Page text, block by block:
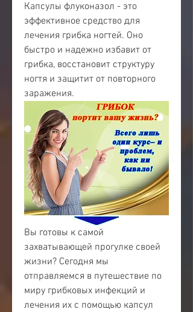
Капсулы флуконазол - это
эффективное средство для
лечения грибка ногтей. Оно
быстро и надежно избавит от
грибка, восстановит структуру
ногтя и защитит от повторного
заражения.
Вы готовы к самой
захватывающей прогулке своей
жизни? Сегодня мы
отправляемся в путешествие по
миру грибковых инфекций и
лечения их с помощью капсул